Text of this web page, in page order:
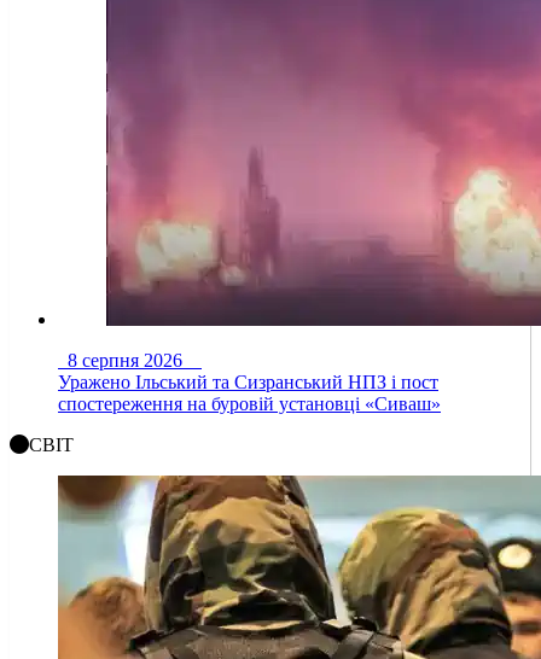
8 серпня 2026
Уражено Ільський та Сизранський НПЗ і пост
спостереження на буровій установці «Сиваш»
СВІТ